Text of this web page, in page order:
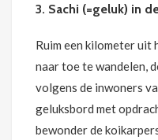
3. Sachi (=geluk) in
Ruim een kilometer uit
naar toe te wandelen,
volgens de inwoners
geluksbord met
bewonder de